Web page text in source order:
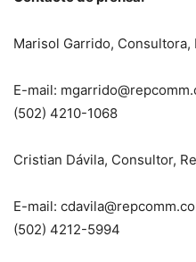
Marisol Garrido,
E-mail:
(502) 4210-1068
Cristian Dávila, Consultor,
E-mail:
(502) 4212-5994